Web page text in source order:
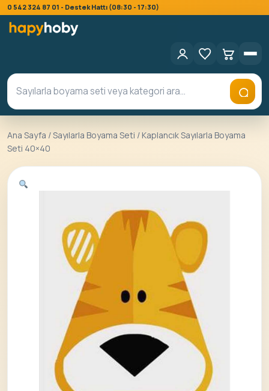
0 542 324 87 01 - Destek Hattı (08:30 - 17:30)
Ana Sayfa /Sayılarla Boyama Seti / Kaplancık Sayılarla Boyama
Seti 40×40